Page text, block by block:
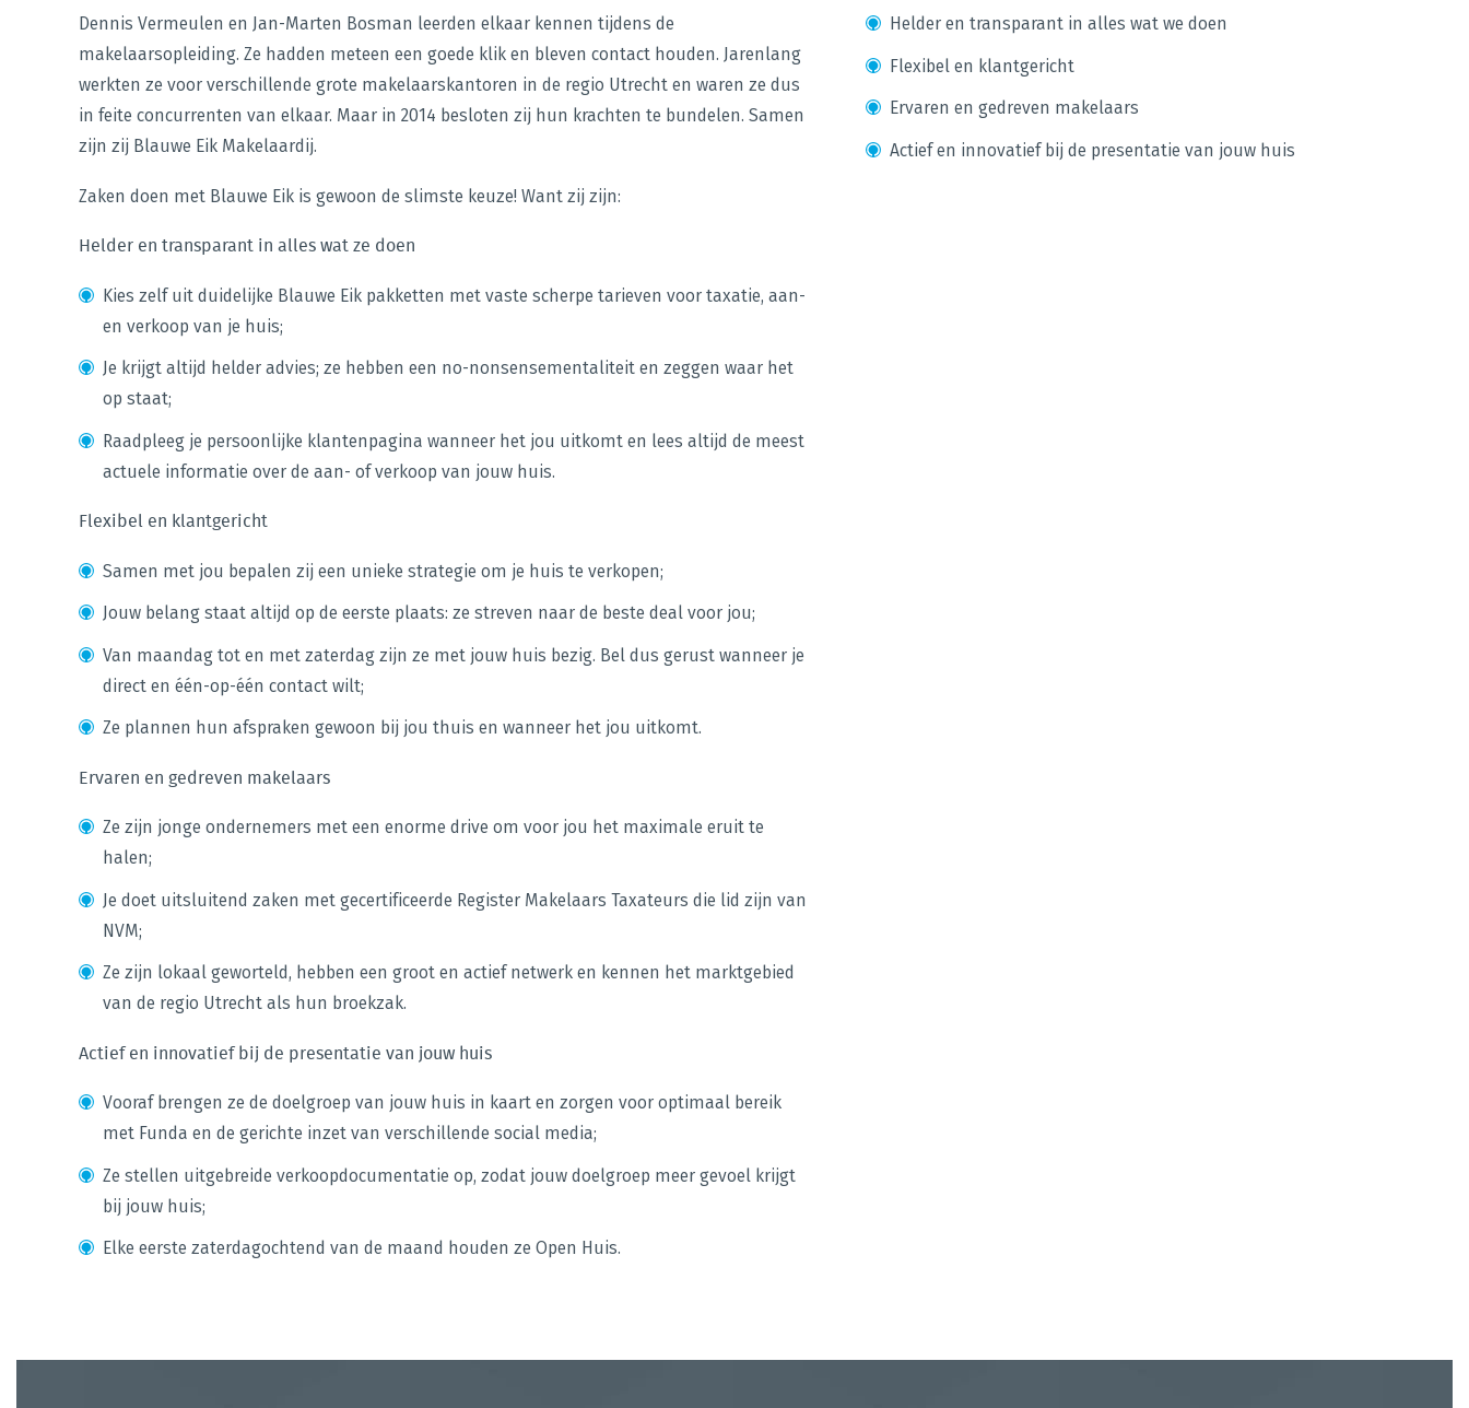
Dennis Vermeulen en Jan-Marten Bosman leerden elkaar kennen tijdens de
makelaarsopleiding. Ze hadden meteen een goede klik en bleven contact houden. Jarenlang
werkten ze voor verschillende grote makelaarskantoren in de regio Utrecht en waren ze dus
in feite concurrenten van elkaar. Maar in 2014 besloten zij hun krachten te bundelen. Samen
zijn zij Blauwe Eik Makelaardij.
Zaken doen met Blauwe Eik is gewoon de slimste keuze! Want zij zijn:
Helder en transparant in alles wat ze doen
Kies zelf uit duidelijke Blauwe Eik pakketten met vaste scherpe tarieven voor taxatie, aan-
en verkoop van je huis;
Je krijgt altijd helder advies; ze hebben een no-nonsensementaliteit en zeggen waar het
op staat;
Raadpleeg je persoonlijke klantenpagina wanneer het jou uitkomt en lees altijd de meest
actuele informatie over de aan- of verkoop van jouw huis.
Flexibel en klantgericht
Samen met jou bepalen zij een unieke strategie om je huis te verkopen;
Jouw belang staat altijd op de eerste plaats: ze streven naar de beste deal voor jou;
Van maandag tot en met zaterdag zijn ze met jouw huis bezig. Bel dus gerust wanneer je
direct en één-op-één contact wilt;
Ze plannen hun afspraken gewoon bij jou thuis en wanneer het jou uitkomt.
Ervaren en gedreven makelaars
Ze zijn jonge ondernemers met een enorme drive om voor jou het maximale eruit te
halen;
Je doet uitsluitend zaken met gecertificeerde Register Makelaars Taxateurs die lid zijn van
NVM;
Ze zijn lokaal geworteld, hebben een groot en actief netwerk en kennen het marktgebied
van de regio Utrecht als hun broekzak.
Actief en innovatief bij de presentatie van jouw huis
Vooraf brengen ze de doelgroep van jouw huis in kaart en zorgen voor optimaal bereik
met Funda en de gerichte inzet van verschillende social media;
Ze stellen uitgebreide verkoopdocumentatie op, zodat jouw doelgroep meer gevoel krijgt
bij jouw huis;
Elke eerste zaterdagochtend van de maand houden ze Open Huis.
Helder en transparant in alles wat we doen
Flexibel en klantgericht
Ervaren en gedreven makelaars
Actief en innovatief bij de presentatie van jouw huis